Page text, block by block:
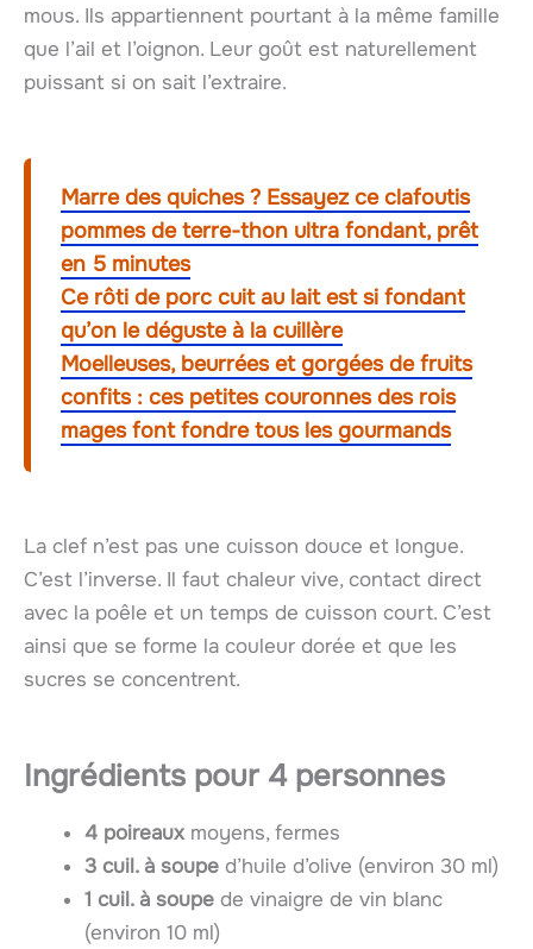
mous. Ils appartiennent pourtant à la même famille
que l’ail et l’oignon. Leur goût est naturellement
puissant si on sait l’extraire.
Marre des quiches ? Essayez ce clafoutis
pommes de terre-thon ultra fondant, prêt
en 5 minutes
Ce rôti de porc cuit au lait est si fondant
qu’on le déguste à la cuillère
Moelleuses, beurrées et gorgées de fruits
confits : ces petites couronnes des rois
mages font fondre tous les gourmands
La clef n’est pas une cuisson douce et longue.
C’est l’inverse. Il faut chaleur vive, contact direct
avec la poêle et un temps de cuisson court. C’est
ainsi que se forme la couleur dorée et que les
sucres se concentrent.
Ingrédients pour 4 personnes
4 poireauxmoyens, fermes
3 cuil. à soupe d’huile d’olive (environ 30 ml)
1 cuil. à soupe de vinaigre de vin blanc
(environ 10 ml)